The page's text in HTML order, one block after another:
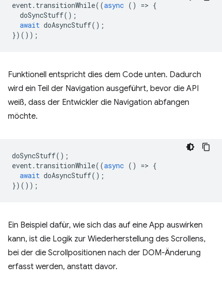
event. transitionWhile((async () => {
doSyncStuff();
await doAsyncStuff();
})());
Funktionell entspricht dies dem Code unten. Dadurch
wird ein Teil der Navigation ausgeführt, bevor die API
weiß, dass der Entwickler die Navigation abfangen
möchte.
doSyncStuff();
event. transitionWhile((async () => {
await doAsyncStuff();
})());
Ein Beispiel dafür, wie sich das auf eine App auswirken
kann, ist die Logik zur Wiederherstellung des Scrollens,
bei der die Scrollpositionen nach der DOM-Änderung
erfasst werden, anstatt davor.